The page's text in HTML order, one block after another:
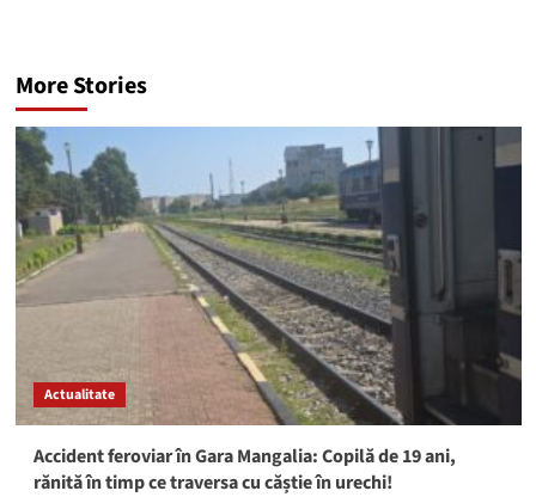
More Stories
Actualitate
Accident feroviar în Gara Mangalia: Copilă de 19 ani,
rănită în timp ce traversa cu căștie în urechi!